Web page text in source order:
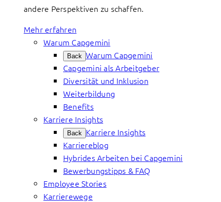
andere Perspektiven zu schaffen.
Mehr erfahren
Warum Capgemini
Back Warum Capgemini
Capgemini als Arbeitgeber
Diversität und Inklusion
Weiterbildung
Benefits
Karriere Insights
Back Karriere Insights
Karriereblog
Hybrides Arbeiten bei Capgemini
Bewerbungstipps & FAQ
Employee Stories
Karrierewege